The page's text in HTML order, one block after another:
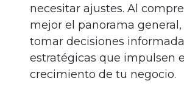
necesitar ajustes. Al
mejor el panorama
tomar decisiones
estratégicas que impulsen el
crecimiento de tu negocio.